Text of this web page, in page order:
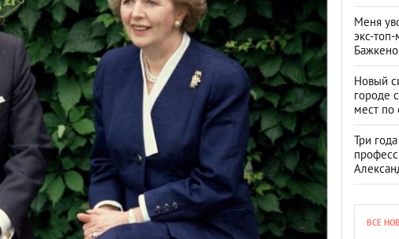
Меня
экс-
Новый
городе
мест по
Три
ВСЕ